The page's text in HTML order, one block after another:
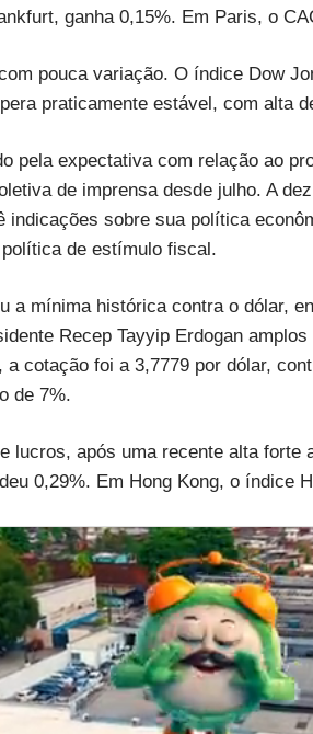
ganha 0,15%. Em Paris, o
pouca variação. O índice Dow
praticamente estável, com alta
pela expectativa com relação ao
de imprensa desde julho. A
indicações sobre sua política
de estímulo fiscal.
a mínima histórica contra o dólar,
Recep Tayyip Erdogan
cotação foi a 3,7779 por dólar,
de 7%.
lucros, após uma recente alta forte
0,29%. Em Hong Kong, o índice